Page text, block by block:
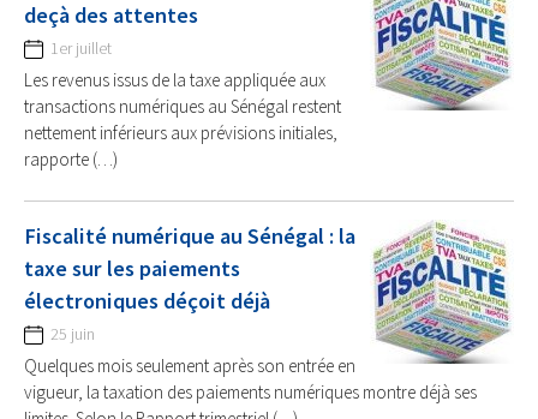
deçà des attentes
1er juillet
Les revenus issus de la taxe appliquée aux
transactions numériques au Sénégal restent
nettement inférieurs aux prévisions initiales,
rapporte (…)
Fiscalité numérique au Sénégal : la
taxe sur les paiements
électroniques déçoit déjà
25 juin
Quelques mois seulement après son entrée en
vigueur, la taxation des paiements numériques montre déjà ses